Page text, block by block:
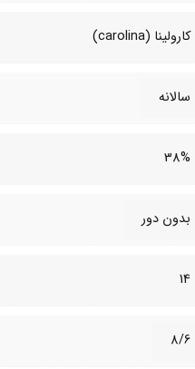
کارولینا (carolina)
سالانه
38%
بدون دور
14
8/6